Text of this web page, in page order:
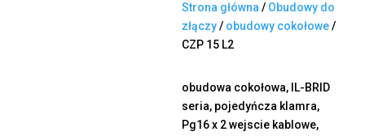
Strona główna / Obudowy do
złączy/ obudowy cokołowe/
CZP 15 L2
obudowa cokołowa, IL-BRID
seria, pojedyńcza klamra,
Pg16 x 2 wejscie kablowe,